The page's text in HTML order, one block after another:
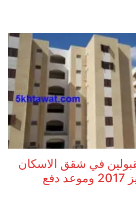
في شقق الاسكان
الاجتماعي المتميز 2017 وموعد دفع